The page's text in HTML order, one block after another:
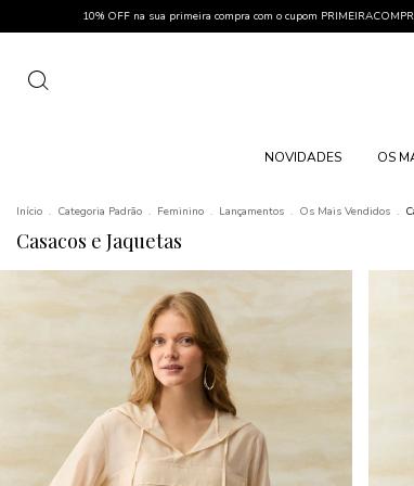
primeira compra com o cupom PRIMEIRACOMPRA *Cupom não
NOVIDADES OS
Início . Categoria Padrão . Feminino . Lançamentos . Os Mais Vendidos .
Casacos e Jaquetas